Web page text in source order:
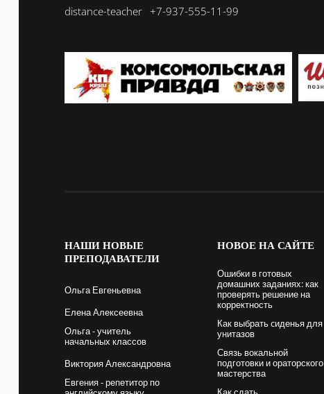
distance-teacher +7-937-555-11-99
НАШИНОВЫЕ
ПРЕПОДАВАТЕЛИ
Ольга Евгеньевна
Елена Алексеевна
Ольга - учитель
начальных классов
Виктория Александровна
Евгения - репетитор по
НОВОЕНА САЙТЕ
Ошибки в готовых
домашних заданиях: как
проверять решение на
корректность
Как выбрать cиденья для
унитазов
Связь вокальной
подготовки и ораторского
мастерства